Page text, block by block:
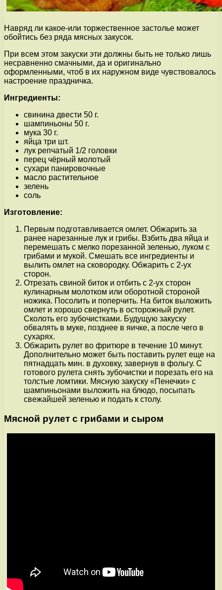
Навряд ли какое-или торжественное застолье может
обойтись без ряда мясных закусок.
При всем этом закуски эти должны быть не только лишь
несравненно смачными, да и оригинально
оформленными, чтоб в их наружном виде чувствовалось
настроение праздничка.
Ингредиенты:
свинина двести 50 г.
шампиньоны 50 г.
мука 30 г.
яйца три шт.
лук репчатый 1/2 головки
перец чёрный молотый
сухари панировочные
масло растительное
зелень
соль
Изготовление:
Первым подготавливается омлет. Обжарить за
ранее нарезанные лук и грибы. Взбить два яйца и
перемешать с мелко порезанной зеленью, луком с
грибами и мукой. Смешать все ингредиенты и
вылить омлет на сковородку. Обжарить с 2-ух
сторон.
Отрезать свиной биток и отбить с 2-ух сторон
кулинарным молотком или оборотной стороной
ножика. Посолить и поперчить. На биток выложить
омлет и хорошо свернуть в осторожный рулет.
Сколоть его зубочистками. Будущую закуску
обвалять в муке, позднее в яичке, а после чего в
сухарях.
Обжарить рулет во фритюре в течение 10 минут.
Дополнительно может быть поставить рулет еще на
пятнадцать мин. в духовку, завернув в фольгу. С
готового рулета снять зубочистки и порезать его на
толстые ломтики. Мясную закуску «Пенечки» с
шампиньонами выложить на блюдо, посыпать
свежайшей зеленью и подать к столу.
Мясной рулет с грибами и сыром